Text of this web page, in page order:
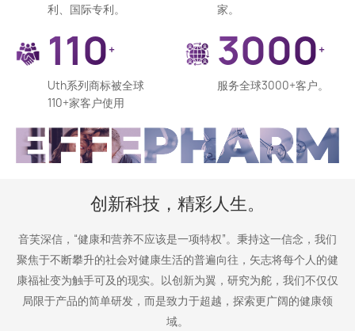
利、国际专利。
家。
110+
Uth系列商标被全球
110+家客户使用
3000+
服务全球3000+客户。
创新科技，精彩人生。
音芙深信，“健康和营养不应该是一项特权”。秉持这一信念，我们
聚焦于不断攀升的社会对健康生活的普遍向往，矢志将每个人的健
康福祉变为触手可及的现实。以创新为翼，研究为舵，我们不仅仅
局限于产品的简单研发，而是致力于超越，探索更广阔的健康领
域。